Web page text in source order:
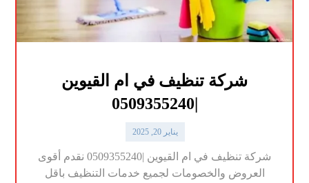
شركة تنظيف في ام القيوين
يناير 20, 2025
شركة تنظيف في ام القيوين |0509355240 نقدم أقوى
العروض والخصومات لجميع خدمات التنظيف باقل